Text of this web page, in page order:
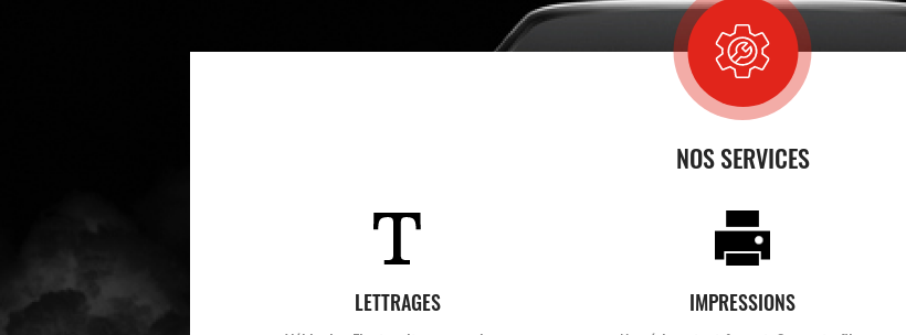
NOS SERVICES
LETTRAGES IMPRESSIONS